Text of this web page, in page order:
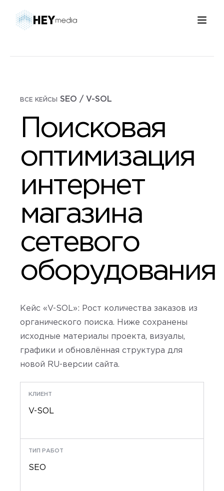
ВСЕ КЕЙСЫ SEO / V-SOL
Поисковая
оптимизация
интернет
магазина
сетевого
оборудования
Кейс «V-SOL»: Рост количества заказов из
органического поиска. Ниже сохранены
исходные материалы проекта, визуалы,
графики и обновлённая структура для
новой RU-версии сайта.
КЛИЕНТ
V-SOL
ТИП РАБОТ
SEO